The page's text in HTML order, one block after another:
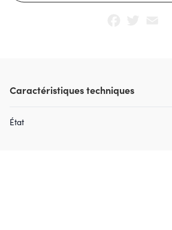
Caractéristiques techniques
État